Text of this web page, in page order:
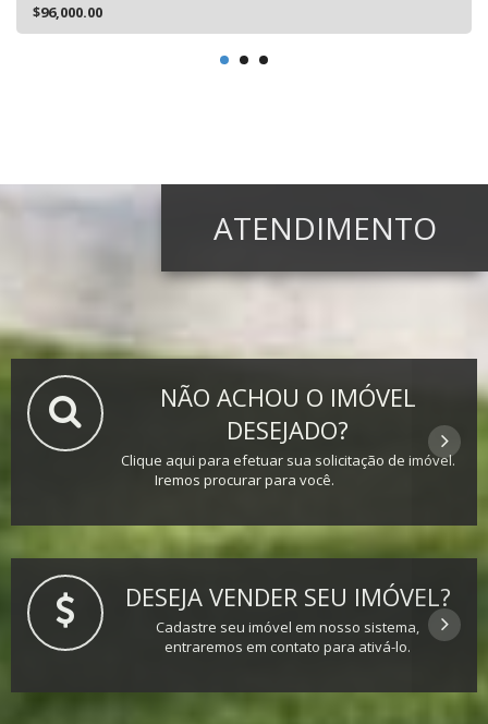
$96,000.00
ATENDIMENTO
NÃO ACHOU O IMÓVEL
DESEJADO?
Clique aqui para efetuar sua solicitação de imóvel.
Iremos procurar para você.
DESEJA VENDER SEU IMÓVEL?
Cadastre seu imóvel em nosso sistema,
entraremos em contato para ativá-lo.